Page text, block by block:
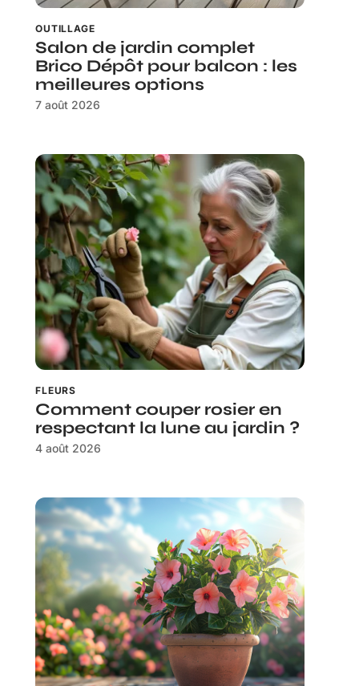
OUTILLAGE
Salon de jardin complet
Brico Dépôt pour balcon : les
meilleures options
7 août 2026
FLEURS
Comment couper rosier en
respectant la lune au jardin ?
4 août 2026